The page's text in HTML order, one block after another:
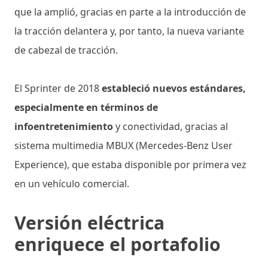
que la amplió, gracias en parte a la introducción de
la tracción delantera y, por tanto, la nueva variante
de cabezal de tracción.
El Sprinter de 2018estableció nuevos estándares,
especialmente en términos de
infoentretenimientoy conectividad, gracias al
sistema multimedia MBUX (Mercedes-Benz User
Experience), que estaba disponible por primera vez
en un vehículo comercial.
Versión eléctrica
enriquece el portafolio